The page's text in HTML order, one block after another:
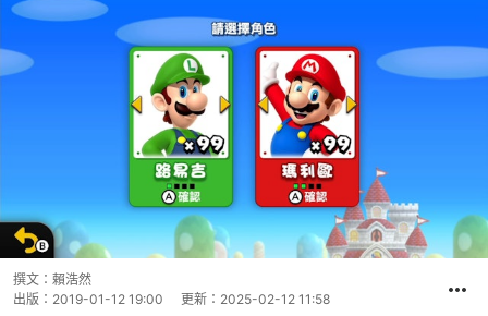
撰文： 賴浩然
出版： 2019-01-12 19:00 更新： 2025-02-12 11:58